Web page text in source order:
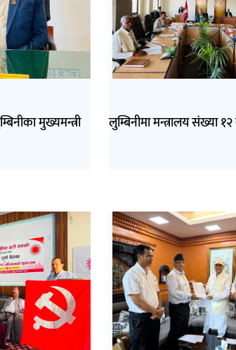
मुख्यमन्त्री लुम्बिनीमा मन्त्रालय संख्या